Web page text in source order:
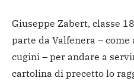
Giuseppe Zabert, classe
parte da Valfenera –
cugini – per andare a
cartolina di precetto lo